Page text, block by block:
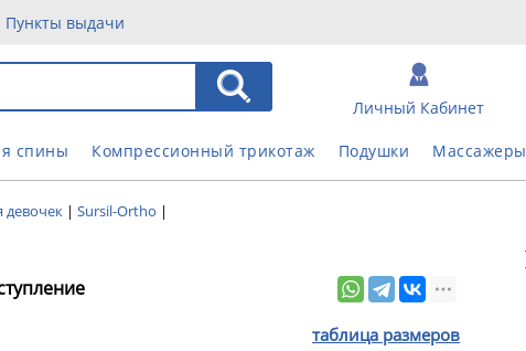
Пункты выдачи
Личный Кабинет
спины Компрессионный трикотаж Подушки
девочек | Sursil-Ortho |
таблица размеров